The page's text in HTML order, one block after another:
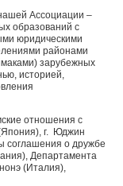
Ассоциации –
образований с
юридическими
районами
зарубежных
историей,
отношения с
г. Юджин
соглашения о дружбе
Департамента
(Италия),